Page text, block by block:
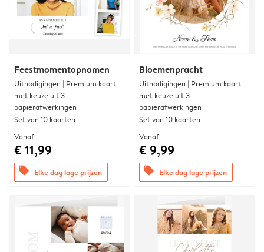
Feestmomentopnamen
Uitnodigingen | Premium kaart
met keuze uit 3
papierafwerkingen
Set van 10 kaarten
Vanaf
€ 11,99
offers Elke dag lage prijzen
Bloemenpracht
Uitnodigingen | Premium kaart
met keuze uit 3
papierafwerkingen
Set van 10 kaarten
Vanaf
€ 9,99
offers Elke dag lage prijzen